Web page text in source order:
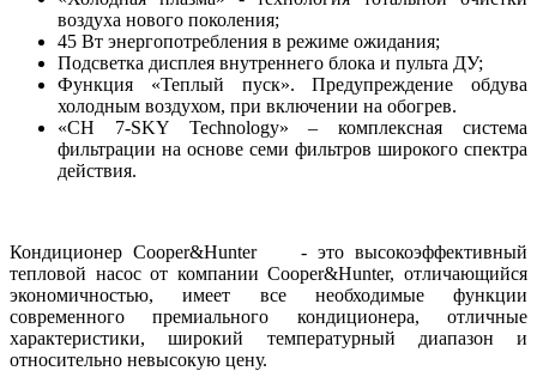
воздуха нового поколения;
45 Вт энергопотребления в режиме ожидания;
Подсветка дисплея внутреннего блока и пульта ДУ;
Функция «Теплый пуск». Предупреждение обдува
холодным воздухом, при включении на обогрев.
«CH 7-SKY Technology» – комплексная система
фильтрации на основе семи фильтров широкого спектра
действия.
Кондиционер Cooper&Hunter - это высокоэффективный
тепловой насос от компании Cooper&Hunter, отличающийся
экономичностью, имеет все необходимые функции
современного премиального кондиционера, отличные
характеристики, широкий температурный диапазон и
относительно невысокую цену.